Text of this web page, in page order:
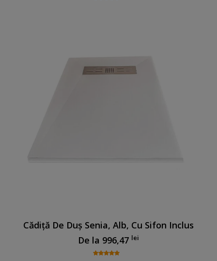
Cădiță De Duș Senia, Alb, Cu Sifon Inclus
De la 996,47 lei